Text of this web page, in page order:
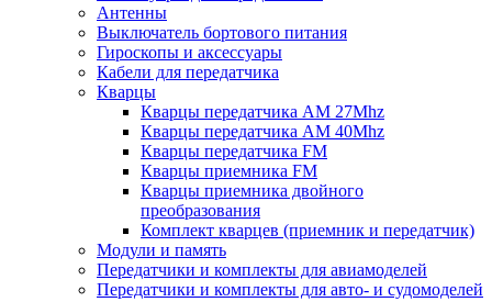
Антенны
Выключатель бортового питания
Гироскопы и аксессуары
Кабели для передатчика
Кварцы
Кварцы передатчика AM 27Mhz
Кварцы передатчика AM 40Mhz
Кварцы передатчика FM
Кварцы приемника FM
Кварцы приемника двойного
преобразования
Комплект кварцев (приемник и передатчик)
Модули и память
Передатчики и комплекты для авиамоделей
Передатчики и комплекты для авто- и судомоделей